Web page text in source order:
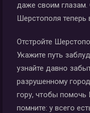
даже своим глазам.
Шерстополя теперь
Отстройте
Укажите путь
узнайте давно
разрушенному
гору, чтобы помочь
помните: у всего